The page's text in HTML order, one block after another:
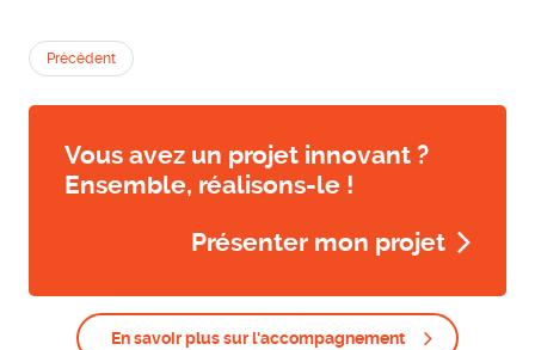
Précédent
Vous avez un projet innovant ?
Ensemble, réalisons-le !
Présenter mon projet
En savoir plus sur l'accompagnement